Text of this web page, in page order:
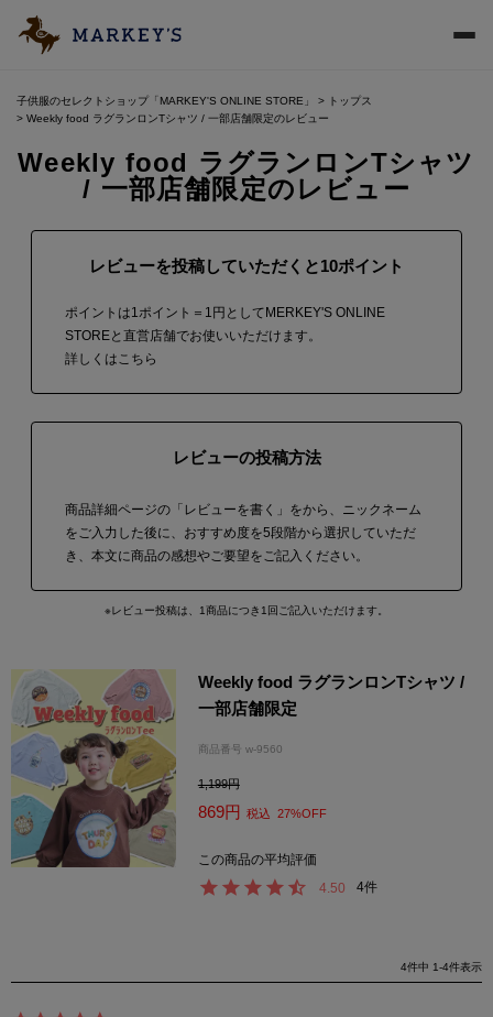
子供服のセレクトショップ「MARKEY'S ONLINE STORE」
トップス
Weekly food ラグランロンTシャツ / 一部店舗限定のレビュー
Weekly food ラグランロンTシャツ
/ 一部店舗限定のレビュー
レビューを投稿していただくと10ポイント
ポイントは1ポイント＝1円としてMERKEY'S ONLINE
STOREと直営店舗でお使いいただけます。
詳しくはこちら
レビューの投稿方法
商品詳細ページの「レビューを書く」をから、ニックネーム
をご入力した後に、おすすめ度を5段階から選択していただ
き、本文に商品の感想やご要望をご記入ください。
※レビュー投稿は、1商品につき1回ご記入いただけます。
Weekly food ラグランロンTシャツ /
一部店舗限定
商品番号 w-9560
1,199
869 税込 27%OFF
4.50 4
4件中 1-4件表示